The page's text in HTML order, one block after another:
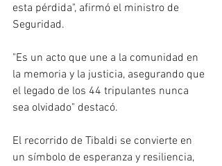
esta pérdida", afirmó el ministro de
Seguridad.
"Es un acto que une a la comunidad en
la memoria y la justicia, asegurando que
el legado de los 44 tripulantes nunca
sea olvidado" destacó.
El recorrido de Tibaldi se convierte en
un símbolo de esperanza y resiliencia,